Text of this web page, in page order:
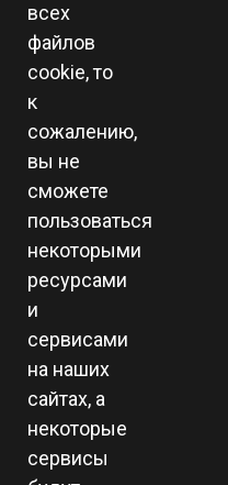
всех
файлов
cookie, то
к
сожалению,
вы не
сможете
пользоваться
некоторыми
ресурсами
и
сервисами
на наших
сайтах, а
некоторые
сервисы